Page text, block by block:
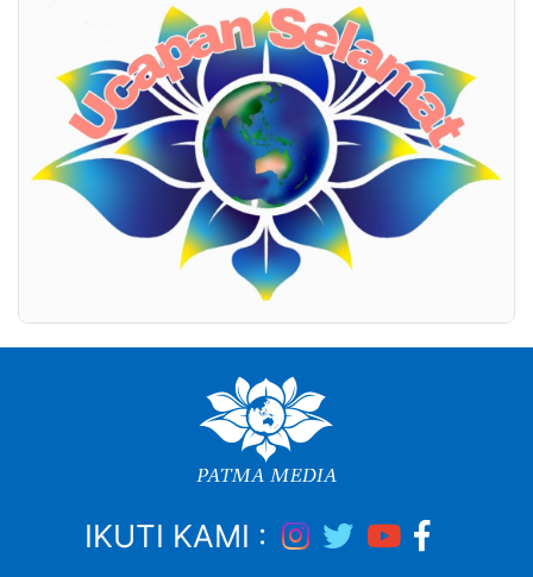
IKUTI KAMI :